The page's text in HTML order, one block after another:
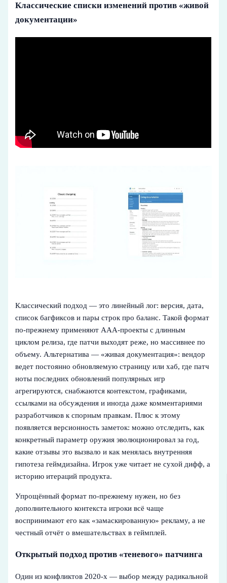
Классические списки изменений против «живой
документации»
Классический подход — это линейный лог: версия, дата,
список багфиксов и пары строк про баланс. Такой формат
по-прежнему применяют ААА-проекты с длинным
циклом релиза, где патчи выходят реже, но массивнее по
объему. Альтернатива — «живая документация»: вендор
ведет постоянно обновляемую страницу или хаб, где патч
ноты последних обновлений популярных игр
агрегируются, снабжаются контекстом, графиками,
ссылками на обсуждения и иногда даже комментариями
разработчиков к спорным правкам. Плюс к этому
появляется версионность заметок: можно отследить, как
конкретный параметр оружия эволюционировал за год,
какие отзывы это вызвало и как менялась внутренняя
гипотеза геймдизайна. Игрок уже читает не сухой дифф, а
историю итераций продукта.
Упрощённый формат по-прежнему нужен, но без
дополнительного контекста игроки всё чаще
воспринимают его как «замаскированную» рекламу, а не
честный отчёт о вмешательствах в геймплей.
Открытый подход против «теневого» патчинга
Один из конфликтов 2020‑х — выбор между радикальной